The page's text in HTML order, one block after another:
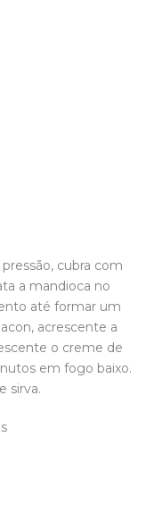
cubra com
a mandioca no
até formar um
acrescente a
o creme de
em fogo baixo.
sirva.